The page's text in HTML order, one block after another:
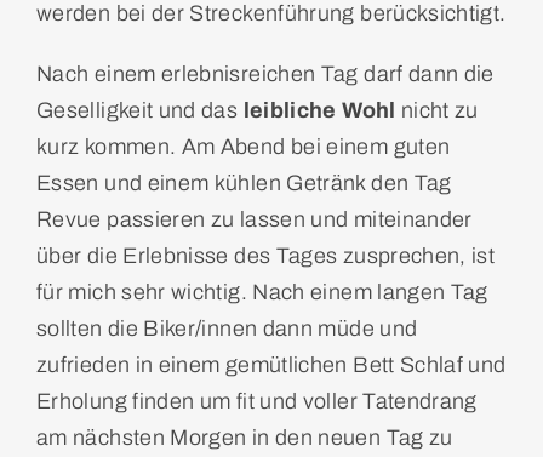
werden bei der Streckenführung berücksichtigt.
Nach einem erlebnisreichen Tag darf dann die
Geselligkeit und das leibliche Wohl nicht zu
kurz kommen. Am Abend bei einem guten
Essen und einem kühlen Getränk den Tag
Revue passieren zu lassen und miteinander
über die Erlebnisse des Tages zusprechen, ist
für mich sehr wichtig. Nach einem langen Tag
sollten die Biker/innen dann müde und
zufrieden in einem gemütlichen Bett Schlaf und
Erholung finden um fit und voller Tatendrang
am nächsten Morgen in den neuen Tag zu